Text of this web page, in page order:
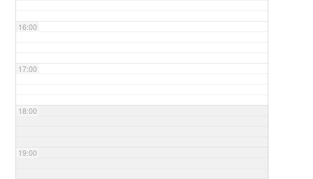
16:00
17:00
18:00
19:00